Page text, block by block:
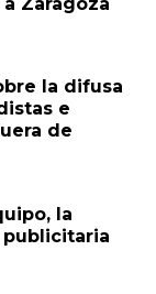
la difusa
e
de
la
publicitaria